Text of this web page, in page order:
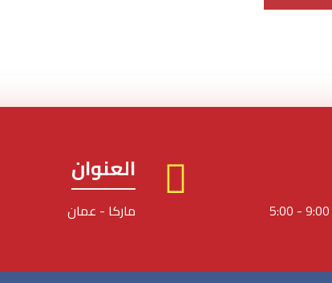
العنوان
ماركا - عمان